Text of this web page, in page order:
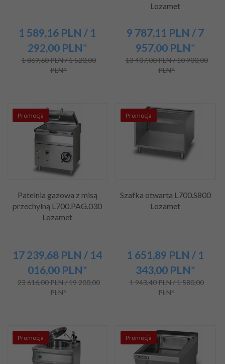
1 589,16 PLN / 1
292,00 PLN*
1 869,60 PLN / 1 520,00
PLN*
Lozamet
9 787,11 PLN / 7
957,00 PLN*
13 407,00 PLN / 10 900,00
PLN*
Promocja
Patelnia gazowa z misą
przechylną L700.PAG.030
Lozamet
17 239,68 PLN / 14
016,00 PLN*
23 616,00 PLN / 19 200,00
PLN*
Promocja
Szafka otwarta L700.S800
Lozamet
1 651,89 PLN / 1
343,00 PLN*
1 943,40 PLN / 1 580,00
PLN*
Promocja Promocja